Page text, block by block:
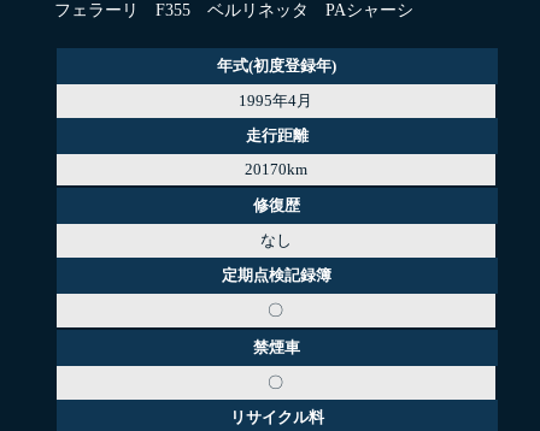
フェラーリ F355 ベルリネッタ PAシャーシ
年式(初度登録年)
1995年4月
走行距離
20170km
修復歴
なし
定期点検記録簿
〇
禁煙車
〇
リサイクル料